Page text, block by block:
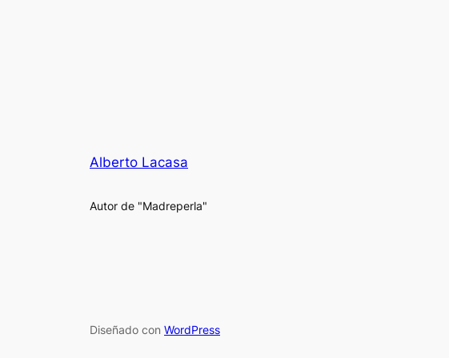
Alberto Lacasa
Autor de "Madreperla"
Diseñado con WordPress